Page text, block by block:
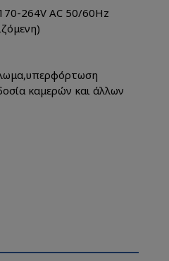
264V AC 50/60Hz
καμερών και άλλων